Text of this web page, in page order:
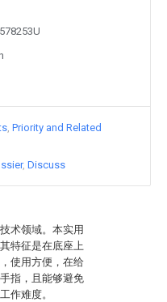
术领域。本实用
特征是在底座上
使用方便，在给
指，且能够避免
作难度。
Priority and Related
Discuss